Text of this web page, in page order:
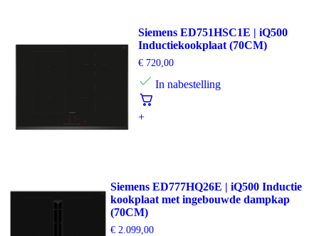
Siemens ED751HSC1E | iQ500
Inductiekookplaat (70CM)
€ 720,00
In nabestelling
+
Siemens ED777HQ26E | iQ500 Inductie
kookplaat met ingebouwde dampkap
(70CM)
€2.099,00